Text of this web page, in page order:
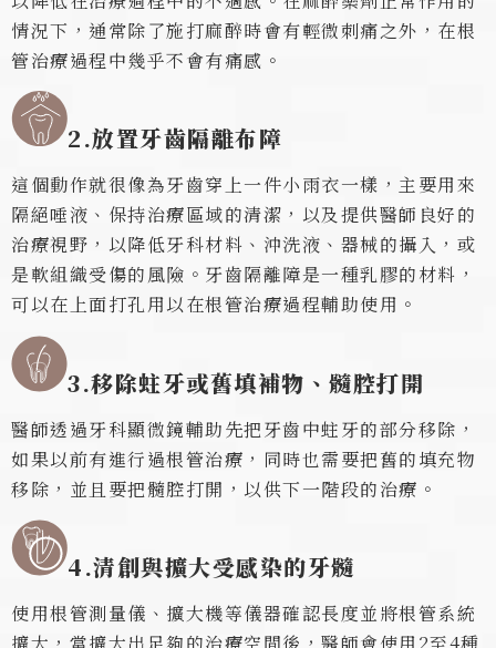
情況下，通常除了施打麻醉時會有輕微刺痛之外，在根
管治療過程中幾乎不會有痛感。
2.放置牙齒隔離布障
這個動作就很像為牙齒穿上一件小雨衣一樣，主要用來
隔絕唾液、保持治療區域的清潔，以及提供醫師良好的
治療視野，以降低牙科材料、沖洗液、器械的攝入，或
是軟組織受傷的風險。牙齒隔離障是一種乳膠的材料，
可以在上面打孔用以在根管治療過程輔助使用。
3.移除蛀牙或舊填補物、髓腔打開
醫師透過牙科顯微鏡輔助先把牙齒中蛀牙的部分移除，
如果以前有進行過根管治療，同時也需要把舊的填充物
移除，並且要把髓腔打開，以供下一階段的治療。
4.清創與擴大受感染的牙髓
使用根管測量儀、擴大機等儀器確認長度並將根管系統